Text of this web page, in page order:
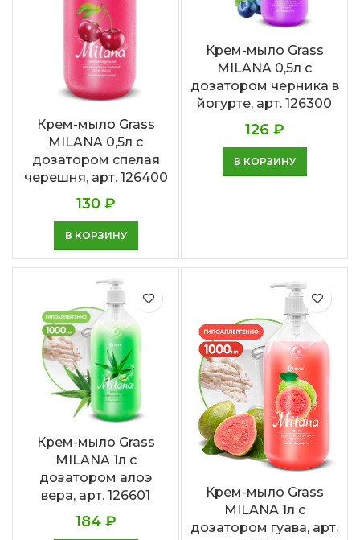
Крем-мыло Grass
MILANA 0,5л с
дозатором спелая
черешня, арт. 126400
130 ₽
В КОРЗИНУ
Крем-мыло Grass
MILANA 0,5л с
дозатором черника в
йогурте, арт. 126300
126 ₽
В КОРЗИНУ
Крем-мыло Grass
MILANA 1л с
дозатором алоэ
вера, арт. 126601
184 ₽
Крем-мыло Grass
MILANA 1л с
дозатором гуава, арт.